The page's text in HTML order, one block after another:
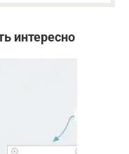
интересно